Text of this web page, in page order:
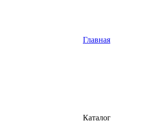
Главная
Каталог